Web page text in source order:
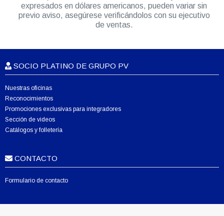
expresados en dólares americanos, pueden variar sin
previo aviso, asegúrese verificándolos con su ejecutivo
de ventas.
SOCIO PLATINO DE GRUPO PV
Nuestras oficinas
Reconocimientos
Promociones exclusivas para integradores
Sección de videos
Catálogos y folletería
CONTACTO
Formulario de contacto